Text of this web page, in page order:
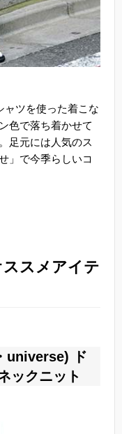
ャツを使った着こな
色で落ち着かせて
足元には人気のス
」で今季らしいコ
スメアイテ
universe) ド
ックニット